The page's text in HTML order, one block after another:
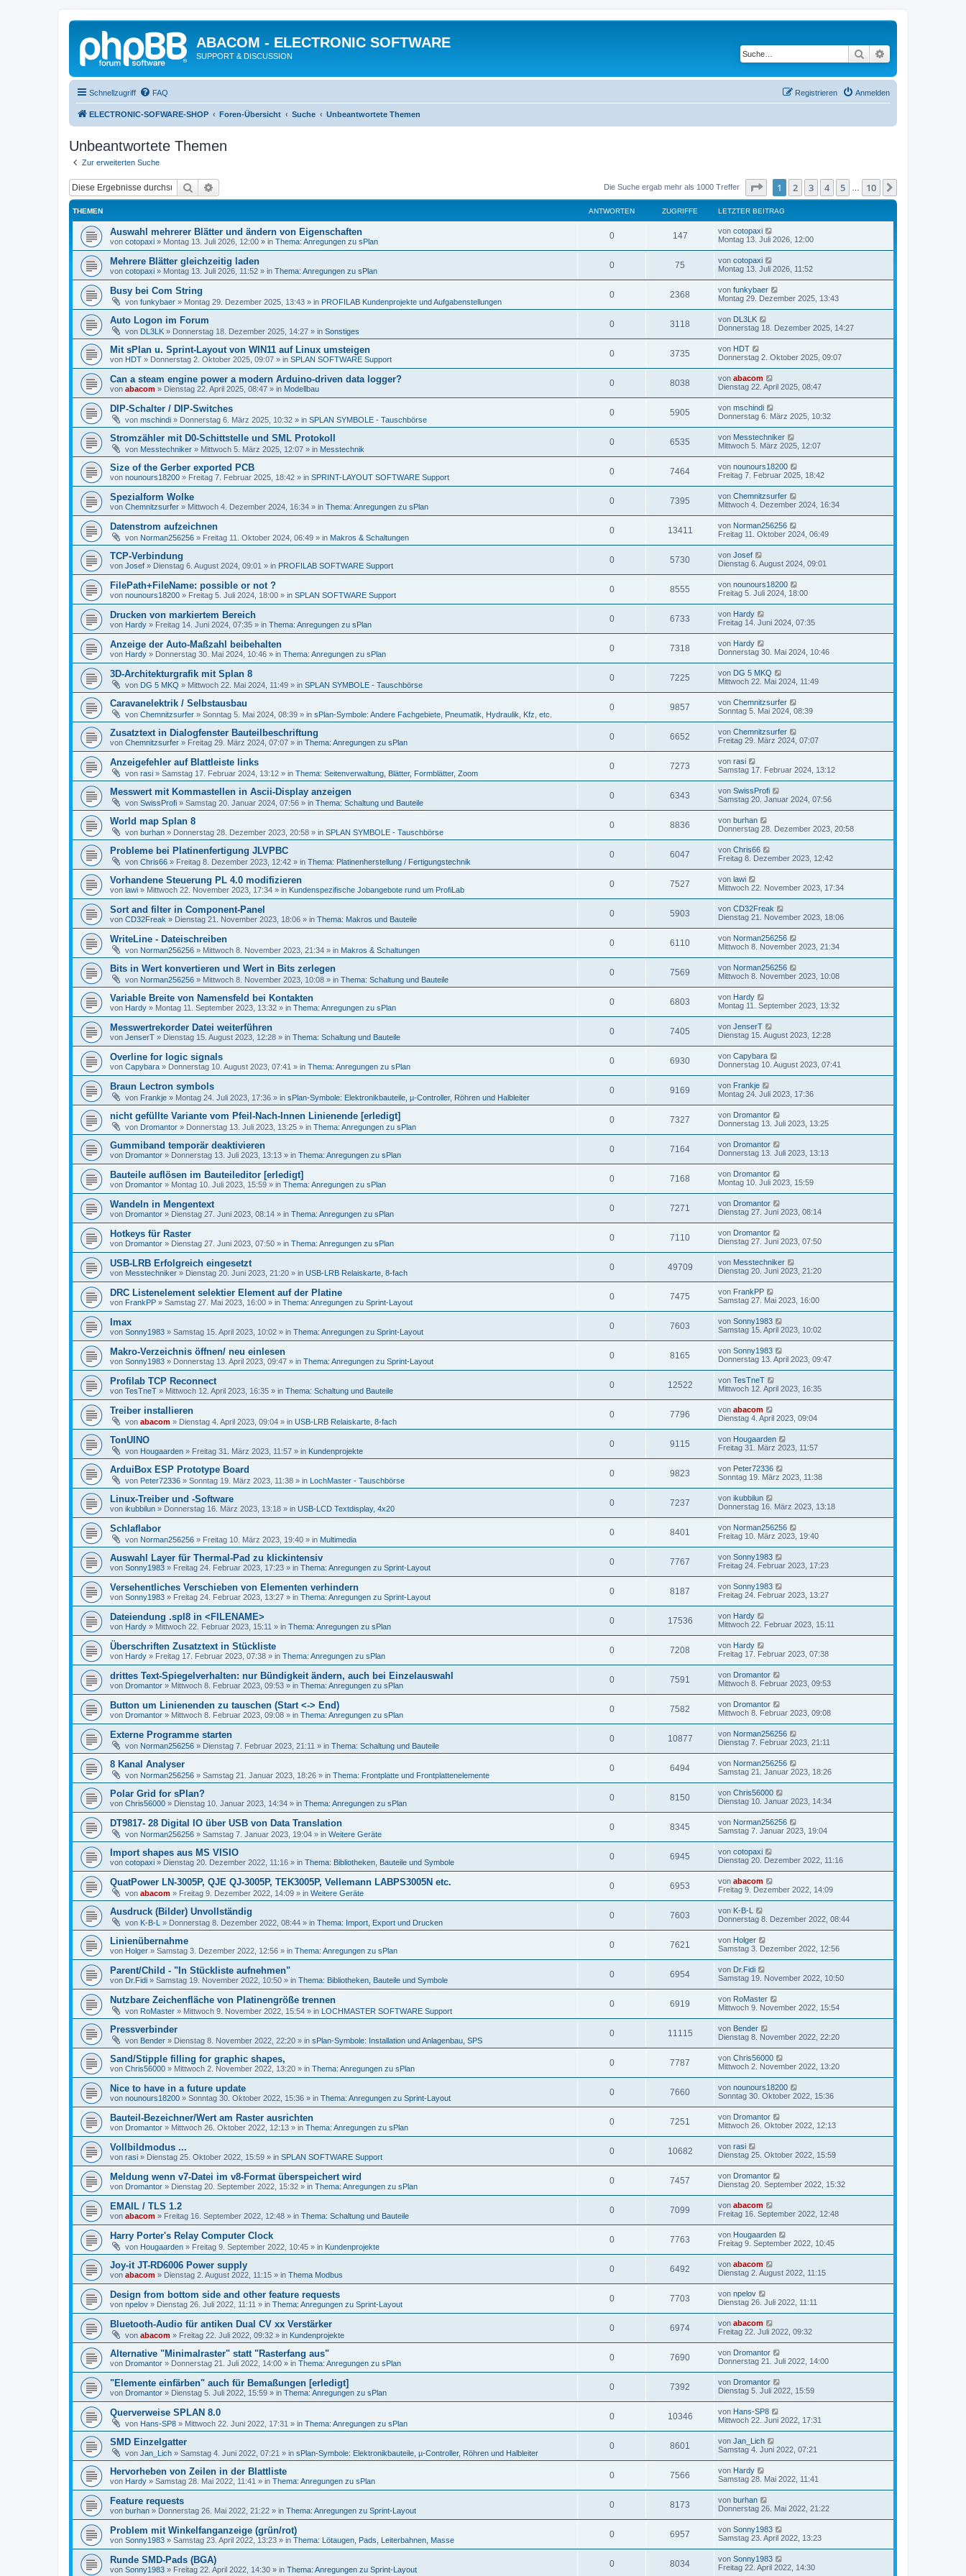
ABACOM - ELECTRONIC SOFTWARE
SUPPORT & DISCUSSION Suche
Schnellzugriff FAQ Anmelden
Registrieren
ELECTRONIC-SOFWARE-SHOP Foren-Übersicht Suche Unbeantwortete Themen
Unbeantwortete Themen
Zur erweiterten Suche
Suche Die Suche ergab mehr als 1000 Treffer Seite von10
1 2 3 4 5 10
THEMEN ANTWORTEN ZUGRIFFE LETZTER BEITRAG
Auswahl mehrerer Blätter und ändern von Eigenschaften
von cotopaxi » Montag 13. Juli 2026, 12:00 » in Thema: Anregungen zu sPlan
0 147 von cotopaxi
Montag 13. Juli 2026, 12:00
Mehrere Blätter gleichzeitig laden
von cotopaxi » Montag 13. Juli 2026, 11:52 » in Thema: Anregungen zu sPlan
0 75 von cotopaxi
Montag 13. Juli 2026, 11:52
Busy bei Com String
von funkybaer » Montag 29. Dezember 2025, 13:43 » in PROFILAB Kundenprojekte und Aufgabenstellungen
0 2368 von funkybaer
Montag 29. Dezember 2025, 13:43
Auto Logon im Forum
von DL3LK » Donnerstag 18. Dezember 2025, 14:27 » in Sonstiges
0 3118 von DL3LK
Donnerstag 18. Dezember 2025, 14:27
Mit sPlan u. Sprint-Layout von WIN11 auf Linux umsteigen
von HDT » Donnerstag 2. Oktober 2025, 09:07 » in SPLAN SOFTWARE Support
0 3735 von HDT
Donnerstag 2. Oktober 2025, 09:07
Can a steam engine power a modern Arduino-driven data logger?
von abacom » Dienstag 22. April 2025, 08:47 » in Modellbau
0 8038 von abacom
Dienstag 22. April 2025, 08:47
DIP-Schalter / DIP-Switches
von mschindi » Donnerstag 6. März 2025, 10:32 » in SPLAN SYMBOLE - Tauschbörse
0 5905 von mschindi
Donnerstag 6. März 2025, 10:32
Stromzähler mit D0-Schittstelle und SML Protokoll
von Messtechniker » Mittwoch 5. März 2025, 12:07 » in Messtechnik
0 6535 von Messtechniker
Mittwoch 5. März 2025, 12:07
Size of the Gerber exported PCB
von nounours18200 » Freitag 7. Februar 2025, 18:42 » in SPRINT-LAYOUT SOFTWARE Support
0 7464 von nounours18200
Freitag 7. Februar 2025, 18:42
Spezialform Wolke
von Chemnitzsurfer » Mittwoch 4. Dezember 2024, 16:34 » in Thema: Anregungen zu sPlan
0 7395 von Chemnitzsurfer
Mittwoch 4. Dezember 2024, 16:34
Datenstrom aufzeichnen
von Norman256256 » Freitag 11. Oktober 2024, 06:49 » in Makros & Schaltungen
0 13411 von Norman256256
Freitag 11. Oktober 2024, 06:49
TCP-Verbindung
von Josef » Dienstag 6. August 2024, 09:01 » in PROFILAB SOFTWARE Support
0 5730 von Josef
Dienstag 6. August 2024, 09:01
FilePath+FileName: possible or not ?
von nounours18200 » Freitag 5. Juli 2024, 18:00 » in SPLAN SOFTWARE Support
0 8555 von nounours18200
Freitag 5. Juli 2024, 18:00
Drucken von markiertem Bereich
von Hardy » Freitag 14. Juni 2024, 07:35 » in Thema: Anregungen zu sPlan
0 6733 von Hardy
Freitag 14. Juni 2024, 07:35
Anzeige der Auto-Maßzahl beibehalten
von Hardy » Donnerstag 30. Mai 2024, 10:46 » in Thema: Anregungen zu sPlan
0 7318 von Hardy
Donnerstag 30. Mai 2024, 10:46
3D-Architekturgrafik mit Splan 8
von DG 5 MKQ » Mittwoch 22. Mai 2024, 11:49 » in SPLAN SYMBOLE - Tauschbörse
0 7225 von DG 5 MKQ
Mittwoch 22. Mai 2024, 11:49
Caravanelektrik / Selbstausbau
von Chemnitzsurfer » Sonntag 5. Mai 2024, 08:39 » in sPlan-Symbole: Andere Fachgebiete, Pneumatik, Hydraulik, Kfz, etc.
0 9857 von Chemnitzsurfer
Sonntag 5. Mai 2024, 08:39
Zusatztext in Dialogfenster Bauteilbeschriftung
von Chemnitzsurfer » Freitag 29. März 2024, 07:07 » in Thema: Anregungen zu sPlan
0 6652 von Chemnitzsurfer
Freitag 29. März 2024, 07:07
Anzeigefehler auf Blattleiste links
von rasi » Samstag 17. Februar 2024, 13:12 » in Thema: Seitenverwaltung, Blätter, Formblätter, Zoom
0 7273 von rasi
Samstag 17. Februar 2024, 13:12
Messwert mit Kommastellen in Ascii-Display anzeigen
von SwissProfi » Samstag 20. Januar 2024, 07:56 » in Thema: Schaltung und Bauteile
0 6343 von SwissProfi
Samstag 20. Januar 2024, 07:56
World map Splan 8
von burhan » Donnerstag 28. Dezember 2023, 20:58 » in SPLAN SYMBOLE - Tauschbörse
0 8836 von burhan
Donnerstag 28. Dezember 2023, 20:58
Probleme bei Platinenfertigung JLVPBC
von Chris66 » Freitag 8. Dezember 2023, 12:42 » in Thema: Platinenherstellung / Fertigungstechnik
0 6047 von Chris66
Freitag 8. Dezember 2023, 12:42
Vorhandene Steuerung PL 4.0 modifizieren
von lawi » Mittwoch 22. November 2023, 17:34 » in Kundenspezifische Jobangebote rund um ProfiLab
0 7527 von lawi
Mittwoch 22. November 2023, 17:34
Sort and filter in Component-Panel
von CD32Freak » Dienstag 21. November 2023, 18:06 » in Thema: Makros und Bauteile
0 5903 von CD32Freak
Dienstag 21. November 2023, 18:06
WriteLine - Dateischreiben
von Norman256256 » Mittwoch 8. November 2023, 21:34 » in Makros & Schaltungen
0 6110 von Norman256256
Mittwoch 8. November 2023, 21:34
Bits in Wert konvertieren und Wert in Bits zerlegen
von Norman256256 » Mittwoch 8. November 2023, 10:08 » in Thema: Schaltung und Bauteile
0 7569 von Norman256256
Mittwoch 8. November 2023, 10:08
Variable Breite von Namensfeld bei Kontakten
von Hardy » Montag 11. September 2023, 13:32 » in Thema: Anregungen zu sPlan
0 6803 von Hardy
Montag 11. September 2023, 13:32
Messwertrekorder Datei weiterführen
von JenserT » Dienstag 15. August 2023, 12:28 » in Thema: Schaltung und Bauteile
0 7405 von JenserT
Dienstag 15. August 2023, 12:28
Overline for logic signals
von Capybara » Donnerstag 10. August 2023, 07:41 » in Thema: Anregungen zu sPlan
0 6930 von Capybara
Donnerstag 10. August 2023, 07:41
Braun Lectron symbols
von Frankje » Montag 24. Juli 2023, 17:36 » in sPlan-Symbole: Elektronikbauteile, µ-Controller, Röhren und Halbleiter
0 9169 von Frankje
Montag 24. Juli 2023, 17:36
nicht gefüllte Variante vom Pfeil-Nach-Innen Linienende [erledigt]
von Dromantor » Donnerstag 13. Juli 2023, 13:25 » in Thema: Anregungen zu sPlan
0 7327 von Dromantor
Donnerstag 13. Juli 2023, 13:25
Gummiband temporär deaktivieren
von Dromantor » Donnerstag 13. Juli 2023, 13:13 » in Thema: Anregungen zu sPlan
0 7164 von Dromantor
Donnerstag 13. Juli 2023, 13:13
Bauteile auflösen im Bauteileditor [erledigt]
von Dromantor » Montag 10. Juli 2023, 15:59 » in Thema: Anregungen zu sPlan
0 7168 von Dromantor
Montag 10. Juli 2023, 15:59
Wandeln in Mengentext
von Dromantor » Dienstag 27. Juni 2023, 08:14 » in Thema: Anregungen zu sPlan
0 7271 von Dromantor
Dienstag 27. Juni 2023, 08:14
Hotkeys für Raster
von Dromantor » Dienstag 27. Juni 2023, 07:50 » in Thema: Anregungen zu sPlan
0 7110 von Dromantor
Dienstag 27. Juni 2023, 07:50
USB-LRB Erfolgreich eingesetzt
von Messtechniker » Dienstag 20. Juni 2023, 21:20 » in USB-LRB Relaiskarte, 8-fach
0 49709 von Messtechniker
Dienstag 20. Juni 2023, 21:20
DRC Listenelement selektier Element auf der Platine
von FrankPP » Samstag 27. Mai 2023, 16:00 » in Thema: Anregungen zu Sprint-Layout
0 7475 von FrankPP
Samstag 27. Mai 2023, 16:00
Imax
von Sonny1983 » Samstag 15. April 2023, 10:02 » in Thema: Anregungen zu Sprint-Layout
0 7603 von Sonny1983
Samstag 15. April 2023, 10:02
Makro-Verzeichnis öffnen/ neu einlesen
von Sonny1983 » Donnerstag 13. April 2023, 09:47 » in Thema: Anregungen zu Sprint-Layout
0 8165 von Sonny1983
Donnerstag 13. April 2023, 09:47
Profilab TCP Reconnect
von TesTneT » Mittwoch 12. April 2023, 16:35 » in Thema: Schaltung und Bauteile
0 12522 von TesTneT
Mittwoch 12. April 2023, 16:35
Treiber installieren
von abacom » Dienstag 4. April 2023, 09:04 » in USB-LRB Relaiskarte, 8-fach
0 7796 von abacom
Dienstag 4. April 2023, 09:04
TonUINO
von Hougaarden » Freitag 31. März 2023, 11:57 » in Kundenprojekte
0 9115 von Hougaarden
Freitag 31. März 2023, 11:57
ArduiBox ESP Prototype Board
von Peter72336 » Sonntag 19. März 2023, 11:38 » in LochMaster - Tauschbörse
0 9823 von Peter72336
Sonntag 19. März 2023, 11:38
Linux-Treiber und -Software
von ikubbilun » Donnerstag 16. März 2023, 13:18 » in USB-LCD Textdisplay, 4x20
0 7237 von ikubbilun
Donnerstag 16. März 2023, 13:18
Schlaflabor
von Norman256256 » Freitag 10. März 2023, 19:40 » in Multimedia
0 8401 von Norman256256
Freitag 10. März 2023, 19:40
Auswahl Layer für Thermal-Pad zu klickintensiv
von Sonny1983 » Freitag 24. Februar 2023, 17:23 » in Thema: Anregungen zu Sprint-Layout
0 7767 von Sonny1983
Freitag 24. Februar 2023, 17:23
Versehentliches Verschieben von Elementen verhindern
von Sonny1983 » Freitag 24. Februar 2023, 13:27 » in Thema: Anregungen zu Sprint-Layout
0 8187 von Sonny1983
Freitag 24. Februar 2023, 13:27
Dateiendung .spl8 in <FILENAME>
von Hardy » Mittwoch 22. Februar 2023, 15:11 » in Thema: Anregungen zu sPlan
0 17536 von Hardy
Mittwoch 22. Februar 2023, 15:11
Überschriften Zusatztext in Stückliste
von Hardy » Freitag 17. Februar 2023, 07:38 » in Thema: Anregungen zu sPlan
0 7208 von Hardy
Freitag 17. Februar 2023, 07:38
drittes Text-Spiegelverhalten: nur Bündigkeit ändern, auch bei Einzelauswahl
von Dromantor » Mittwoch 8. Februar 2023, 09:53 » in Thema: Anregungen zu sPlan
0 7591 von Dromantor
Mittwoch 8. Februar 2023, 09:53
Button um Linienenden zu tauschen (Start <-> End)
von Dromantor » Mittwoch 8. Februar 2023, 09:08 » in Thema: Anregungen zu sPlan
0 7582 von Dromantor
Mittwoch 8. Februar 2023, 09:08
Externe Programme starten
von Norman256256 » Dienstag 7. Februar 2023, 21:11 » in Thema: Schaltung und Bauteile
0 10877 von Norman256256
Dienstag 7. Februar 2023, 21:11
8 Kanal Analyser
von Norman256256 » Samstag 21. Januar 2023, 18:26 » in Thema: Frontplatte und Frontplattenelemente
0 6494 von Norman256256
Samstag 21. Januar 2023, 18:26
Polar Grid for sPlan?
von Chris56000 » Dienstag 10. Januar 2023, 14:34 » in Thema: Anregungen zu sPlan
0 8150 von Chris56000
Dienstag 10. Januar 2023, 14:34
DT9817- 28 Digital IO über USB von Data Translation
von Norman256256 » Samstag 7. Januar 2023, 19:04 » in Weitere Geräte
0 8345 von Norman256256
Samstag 7. Januar 2023, 19:04
Import shapes aus MS VISIO
von cotopaxi » Dienstag 20. Dezember 2022, 11:16 » in Thema: Bibliotheken, Bauteile und Symbole
0 6945 von cotopaxi
Dienstag 20. Dezember 2022, 11:16
QuatPower LN-3005P, QJE QJ-3005P, TEK3005P, Vellemann LABPS3005N etc.
von abacom » Freitag 9. Dezember 2022, 14:09 » in Weitere Geräte
0 6953 von abacom
Freitag 9. Dezember 2022, 14:09
Ausdruck (Bilder) Unvollständig
von K-B-L » Donnerstag 8. Dezember 2022, 08:44 » in Thema: Import, Export und Drucken
0 7603 von K-B-L
Donnerstag 8. Dezember 2022, 08:44
Linienübernahme
von Holger » Samstag 3. Dezember 2022, 12:56 » in Thema: Anregungen zu sPlan
0 7621 von Holger
Samstag 3. Dezember 2022, 12:56
Parent/Child - "In Stückliste aufnehmen"
von Dr.Fidi » Samstag 19. November 2022, 10:50 » in Thema: Bibliotheken, Bauteile und Symbole
0 6954 von Dr.Fidi
Samstag 19. November 2022, 10:50
Nutzbare Zeichenfläche von Platinengröße trennen
von RoMaster » Mittwoch 9. November 2022, 15:54 » in LOCHMASTER SOFTWARE Support
0 6919 von RoMaster
Mittwoch 9. November 2022, 15:54
Pressverbinder
von Bender » Dienstag 8. November 2022, 22:20 » in sPlan-Symbole: Installation und Anlagenbau, SPS
0 11115 von Bender
Dienstag 8. November 2022, 22:20
Sand/Stipple filling for graphic shapes,
von Chris56000 » Mittwoch 2. November 2022, 13:20 » in Thema: Anregungen zu sPlan
0 7787 von Chris56000
Mittwoch 2. November 2022, 13:20
Nice to have in a future update
von nounours18200 » Sonntag 30. Oktober 2022, 15:36 » in Thema: Anregungen zu Sprint-Layout
0 7660 von nounours18200
Sonntag 30. Oktober 2022, 15:36
Bauteil-Bezeichner/Wert am Raster ausrichten
von Dromantor » Mittwoch 26. Oktober 2022, 12:13 » in Thema: Anregungen zu sPlan
0 7251 von Dromantor
Mittwoch 26. Oktober 2022, 12:13
Vollbildmodus ...
von rasi » Dienstag 25. Oktober 2022, 15:59 » in SPLAN SOFTWARE Support
0 10682 von rasi
Dienstag 25. Oktober 2022, 15:59
Meldung wenn v7-Datei im v8-Format überspeichert wird
von Dromantor » Dienstag 20. September 2022, 15:32 » in Thema: Anregungen zu sPlan
0 7457 von Dromantor
Dienstag 20. September 2022, 15:32
EMAIL / TLS 1.2
von abacom » Freitag 16. September 2022, 12:48 » in Thema: Schaltung und Bauteile
0 7099 von abacom
Freitag 16. September 2022, 12:48
Harry Porter's Relay Computer Clock
von Hougaarden » Freitag 9. September 2022, 10:45 » in Kundenprojekte
0 7763 von Hougaarden
Freitag 9. September 2022, 10:45
Joy-it JT-RD6006 Power supply
von abacom » Dienstag 2. August 2022, 11:15 » in Thema Modbus
0 6492 von abacom
Dienstag 2. August 2022, 11:15
Design from bottom side and other feature requests
von npelov » Dienstag 26. Juli 2022, 11:11 » in Thema: Anregungen zu Sprint-Layout
0 7703 von npelov
Dienstag 26. Juli 2022, 11:11
Bluetooth-Audio für antiken Dual CV xx Verstärker
von abacom » Freitag 22. Juli 2022, 09:32 » in Kundenprojekte
0 6974 von abacom
Freitag 22. Juli 2022, 09:32
Alternative "Minimalraster" statt "Rasterfang aus"
von Dromantor » Donnerstag 21. Juli 2022, 14:00 » in Thema: Anregungen zu sPlan
0 7690 von Dromantor
Donnerstag 21. Juli 2022, 14:00
"Elemente einfärben" auch für Bemaßungen [erledigt]
von Dromantor » Dienstag 5. Juli 2022, 15:59 » in Thema: Anregungen zu sPlan
0 7392 von Dromantor
Dienstag 5. Juli 2022, 15:59
Querverweise SPLAN 8.0
von Hans-SP8 » Mittwoch 22. Juni 2022, 17:31 » in Thema: Anregungen zu sPlan
0 10346 von Hans-SP8
Mittwoch 22. Juni 2022, 17:31
SMD Einzelgatter
von Jan_Lich » Samstag 4. Juni 2022, 07:21 » in sPlan-Symbole: Elektronikbauteile, µ-Controller, Röhren und Halbleiter
0 8601 von Jan_Lich
Samstag 4. Juni 2022, 07:21
Hervorheben von Zeilen in der Blattliste
von Hardy » Samstag 28. Mai 2022, 11:41 » in Thema: Anregungen zu sPlan
0 7566 von Hardy
Samstag 28. Mai 2022, 11:41
Feature requests
von burhan » Donnerstag 26. Mai 2022, 21:22 » in Thema: Anregungen zu Sprint-Layout
0 8173 von burhan
Donnerstag 26. Mai 2022, 21:22
Problem mit Winkelfanganzeige (grün/rot)
von Sonny1983 » Samstag 23. April 2022, 13:23 » in Thema: Lötaugen, Pads, Leiterbahnen, Masse
0 6957 von Sonny1983
Samstag 23. April 2022, 13:23
Runde SMD-Pads (BGA)
von Sonny1983 » Freitag 22. April 2022, 14:30 » in Thema: Anregungen zu Sprint-Layout
0 8034 von Sonny1983
Freitag 22. April 2022, 14:30